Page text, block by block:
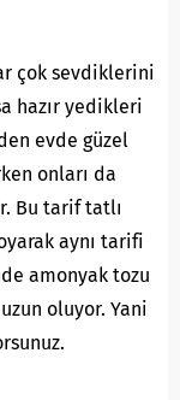
çok sevdiklerini
hazır yedikleri
evde güzel
onları da
Bu tarif tatlı
aynı tarifi
amonyak tozu
oluyor. Yani